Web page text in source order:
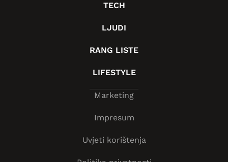
TECH
LJUDI
RANG LISTE
LIFESTYLE
Marketing
Impresum
Uvjeti korištenja